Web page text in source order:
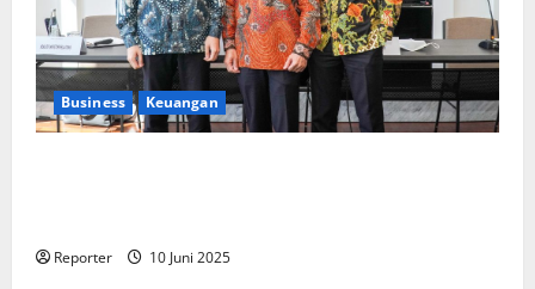
Business Keuangan
Reporter 10 Juni 2025